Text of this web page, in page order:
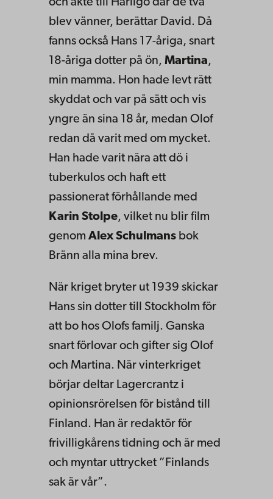
och åkte till Härligö där de två
blev vänner, berättar David. Då
fanns också Hans 17-åriga, snart
18-åriga dotter på ön, Martina,
min mamma. Hon hade levt rätt
skyddat och var på sätt och vis
yngre än sina 18 år, medan Olof
redan då varit med om mycket.
Han hade varit nära att dö i
tuberkulos och haft ett
passionerat förhållande med
Karin Stolpe, vilket nu blir film
genom Alex Schulmans bok
Bränn alla mina brev.
När kriget bryter ut 1939 skickar
Hans sin dotter till Stockholm för
att bo hos Olofs familj. Ganska
snart förlovar och gifter sig Olof
och Martina. När vinterkriget
börjar deltar Lagercrantz i
opinionsrörelsen för bistånd till
Finland. Han är redaktör för
frivilligkårens tidning och är med
och myntar uttrycket ”Finlands
sak är vår”.